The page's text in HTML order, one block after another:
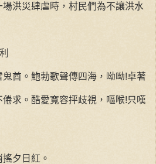
洪災肆虐時，村民們為不讓洪水
酋。鮑勃歌聲傳四海，呦呦!卓著
求。酷愛寬容抨歧視，嘔喉!只嘆
夕日紅。